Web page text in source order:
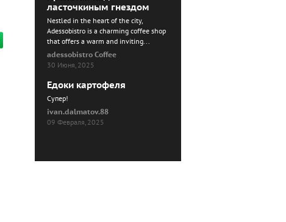
ласточкиным гнездом
Nestled in the heart of the city,
Adessobistro is a charming coffee shop
that offers a warm and inviting...
adessobistro Coffee
30 Июня, 2025
Едоки картофеля
Cупер!
ivan.dalmatov.88
09 Февраля, 2025